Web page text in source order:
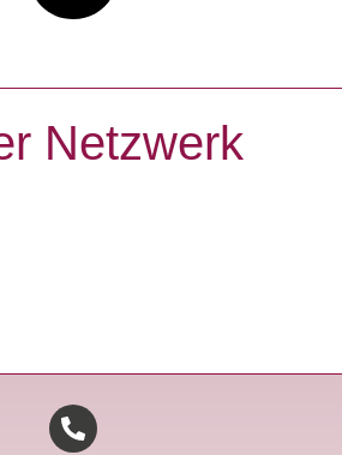
Netzwerk